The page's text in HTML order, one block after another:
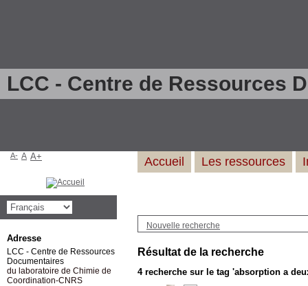
LCC - Centre de Ressources
Nouvelle recherche
Résultat de la recherche
4recherche sur le tag 'absorption a
Accueil Les ressources
A- A A+
Adresse
LCC - Centre de Ressources
Documentaires
du laboratoire de Chimie de
Coordination-CNRS